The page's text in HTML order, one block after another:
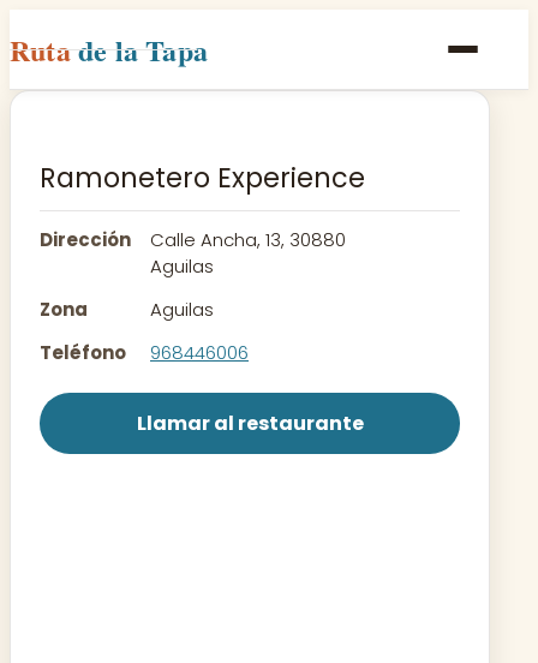
Rutade la Tapa
Inicio
Rutas
Contacto
Ramonetero Experience
Dirección
Calle Ancha, 13, 30880
Aguilas
Zona
Aguilas
Teléfono
968446006
Llamar al restaurante